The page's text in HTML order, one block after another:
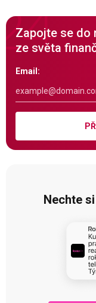
Zapojte se do
ze světa
Email:
Nechte